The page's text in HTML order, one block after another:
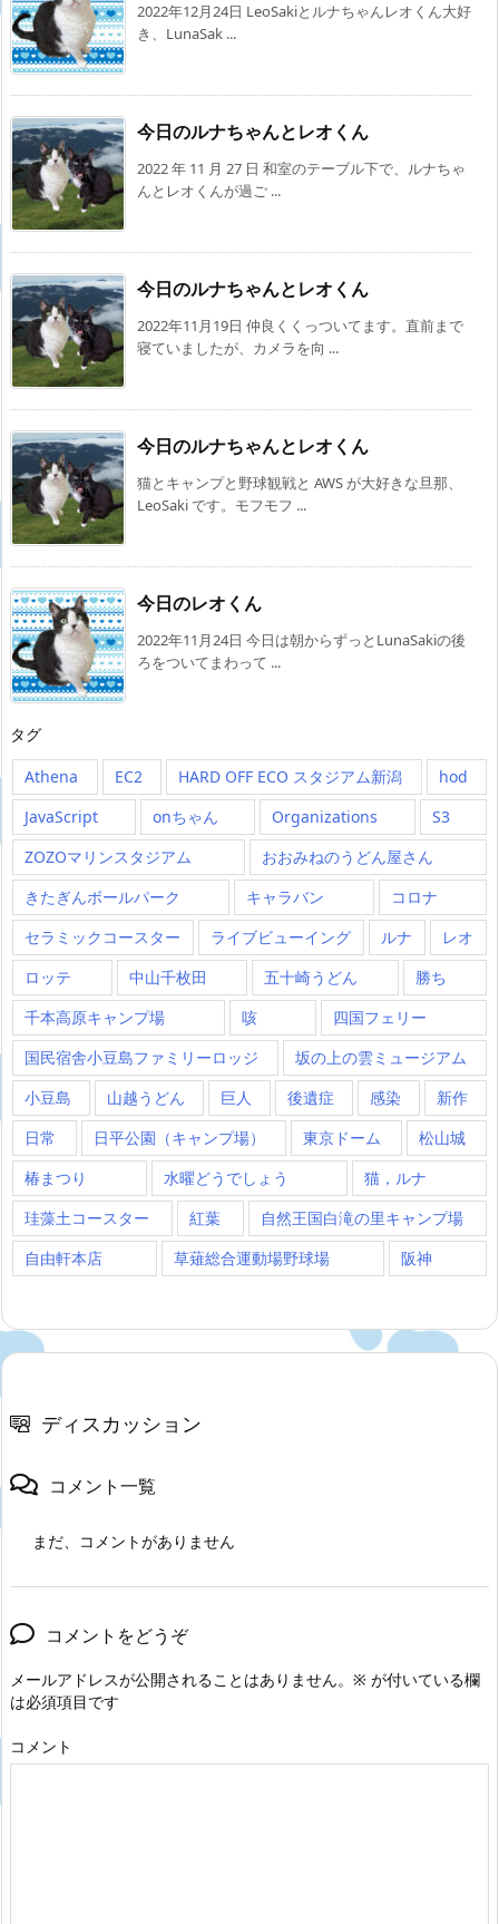
2022年12月24日 LeoSakiとルナちゃんレオくん大好
き、LunaSak ...
今日のルナちゃんとレオくん
2022 年 11 月 27 日 和室のテーブル下で、ルナちゃ
んとレオくんが過ご ...
今日のルナちゃんとレオくん
2022年11月19日 仲良くくっついてます。直前まで
寝ていましたが、カメラを向 ...
今日のルナちゃんとレオくん
猫とキャンプと野球観戦と AWS が大好きな旦那、
LeoSaki です。モフモフ ...
今日のレオくん
2022年11月24日 今日は朝からずっとLunaSakiの後
ろをついてまわって ...
タグ
Athena
EC2 HARD OFF ECO スタジアム新潟
hod
JavaScript
onちゃん Organizations
S3
ZOZOマリンスタジアム
おおみねのうどん屋さん
きたぎんボールパーク
キャラバン
コロナ
セラミックコースター
ライブビューイング ルナ
レオ
ロッテ
中山千枚田 五十崎うどん
勝ち
千本高原キャンプ場
咳
四国フェリー
国民宿舎小豆島ファミリーロッジ
坂の上の雲ミュージアム
小豆島
山越うどん 巨人 後遺症 感染
新作
日常
日平公園（キャンプ場） 東京ドーム
松山城
椿まつり
水曜どうでしょう
猫，ルナ
珪藻土コースター
紅葉
自然王国白滝の里キャンプ場
自由軒本店
草薙総合運動場野球場 阪神
ディスカッション
コメント一覧
まだ、コメントがありません
コメントをどうぞ
メールアドレスが公開されることはありません。 ※ が付いている欄
は必須項目です
コメント